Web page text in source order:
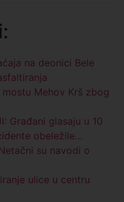
na deonici Bele
Mehov Krš zbog
Građani glasaju u 10
obeležile…
su navodi o
ulice u centru